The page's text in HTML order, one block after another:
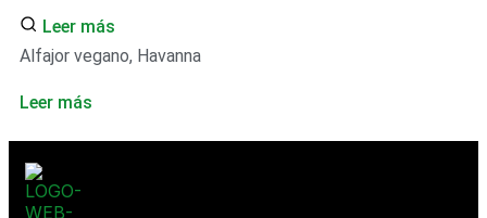
Leer más
Alfajor vegano, Havanna
Leer más